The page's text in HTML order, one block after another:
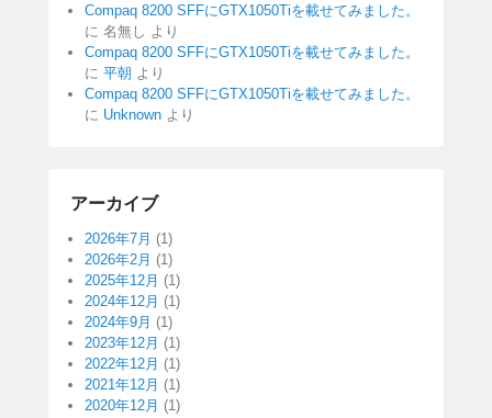
Compaq 8200 SFFにGTX1050Tiを載せてみました。
に 名無し より
Compaq 8200 SFFにGTX1050Tiを載せてみました。
に 平朝 より
Compaq 8200 SFFにGTX1050Tiを載せてみました。
に Unknown より
アーカイブ
2026年7月 (1)
2026年2月 (1)
2025年12月 (1)
2024年12月 (1)
2024年9月 (1)
2023年12月 (1)
2022年12月 (1)
2021年12月 (1)
2020年12月 (1)